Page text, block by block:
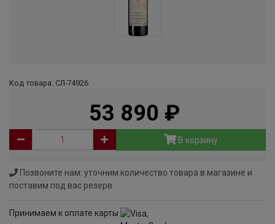
Код товара: СЛ-74926
53 890
В корзину
Позвоните нам: уточним количество товара в магазине и
поставим под вас резерв
Принимаем к оплате карты